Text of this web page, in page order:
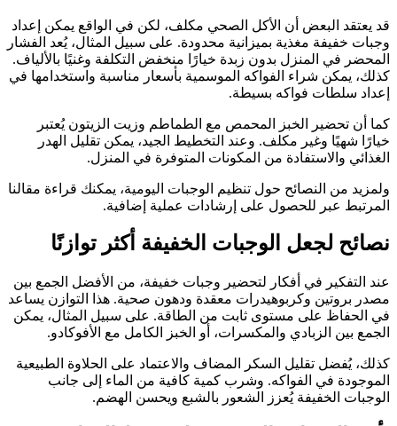
قد يعتقد البعض أن الأكل الصحي مكلف، لكن في الواقع يمكن إعداد
وجبات خفيفة مغذية بميزانية محدودة. على سبيل المثال، يُعد الفشار
المحضر في المنزل بدون زبدة خيارًا منخفض التكلفة وغنيًا بالألياف.
كذلك، يمكن شراء الفواكه الموسمية بأسعار مناسبة واستخدامها في
إعداد سلطات فواكه بسيطة.
كما أن تحضير الخبز المحمص مع الطماطم وزيت الزيتون يُعتبر
خيارًا شهيًا وغير مكلف. وعند التخطيط الجيد، يمكن تقليل الهدر
الغذائي والاستفادة من المكونات المتوفرة في المنزل.
ولمزيد من النصائح حول تنظيم الوجبات اليومية، يمكنك قراءة مقالنا
المرتبط عبر للحصول على إرشادات عملية إضافية.
نصائح لجعل الوجبات الخفيفة أكثر توازنًا
عند التفكير في أفكار لتحضير وجبات خفيفة، من الأفضل الجمع بين
مصدر بروتين وكربوهيدرات معقدة ودهون صحية. هذا التوازن يساعد
في الحفاظ على مستوى ثابت من الطاقة. على سبيل المثال، يمكن
الجمع بين الزبادي والمكسرات، أو الخبز الكامل مع الأفوكادو.
كذلك، يُفضل تقليل السكر المضاف والاعتماد على الحلاوة الطبيعية
الموجودة في الفواكه. وشرب كمية كافية من الماء إلى جانب
الوجبات الخفيفة يُعزز الشعور بالشبع ويحسن الهضم.